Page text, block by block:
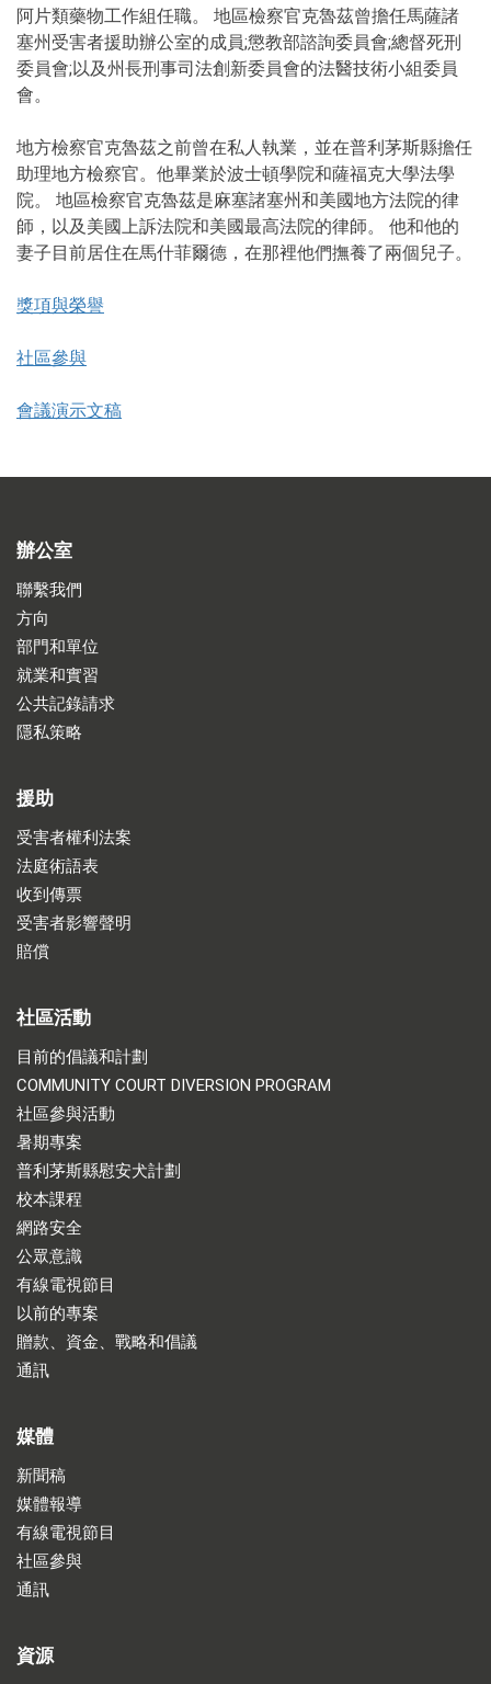
阿片類藥物工作組任職。 地區檢察官克魯茲曾擔任馬薩諸
塞州受害者援助辦公室的成員;懲教部諮詢委員會;總督死刑
委員會;以及州長刑事司法創新委員會的法醫技術小組委員
會。
地方檢察官克魯茲之前曾在私人執業，並在普利茅斯縣擔任
助理地方檢察官。他畢業於波士頓學院和薩福克大學法學
院。 地區檢察官克魯茲是麻塞諸塞州和美國地方法院的律
師，以及美國上訴法院和美國最高法院的律師。 他和他的
妻子目前居住在馬什菲爾德，在那裡他們撫養了兩個兒子。
獎項與榮譽
社區參與
會議演示文稿
辦公室
聯繫我們
方向
部門和單位
就業和實習
公共記錄請求
隱私策略
援助
受害者權利法案
法庭術語表
收到傳票
受害者影響聲明
賠償
社區活動
目前的倡議和計劃
COMMUNITY COURT DIVERSION PROGRAM
社區參與活動
暑期專案
普利茅斯縣慰安犬計劃
校本課程
網路安全
公眾意識
有線電視節目
以前的專案
贈款、資金、戰略和倡議
通訊
媒體
新聞稿
媒體報導
有線電視節目
社區參與
通訊
資源